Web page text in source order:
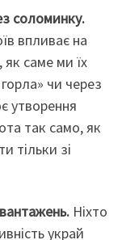
соломинку.
впливає на
саме ми їх
чи через
утворення
так само, як
тільки зі
. Ніхто
украй